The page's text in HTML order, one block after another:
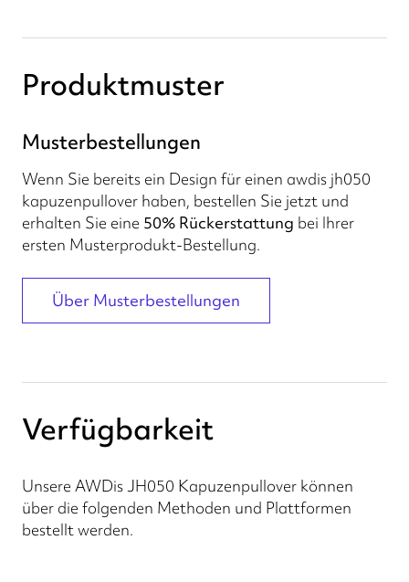
Produktmuster
Musterbestellungen
Wenn Sie bereits ein Design für einen awdis jh050
kapuzenpullover haben, bestellen Sie jetzt und
erhalten Sie eine 50% Rückerstattung bei Ihrer
ersten Musterprodukt-Bestellung.
Über Musterbestellungen
Verfügbarkeit
Unsere AWDis JH050 Kapuzenpullover können
über die folgenden Methoden und Plattformen
bestellt werden.